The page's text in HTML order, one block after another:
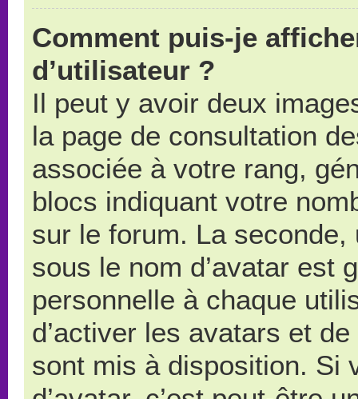
Comment puis-je
d’utilisateur ?
Il peut y avoir deux
la page de consultation
associée à votre rang,
blocs indiquant votre
sur le forum. La
sous le nom d’avatar est
personnelle à chaque
d’activer les avatars et
sont mis à disposition. Si